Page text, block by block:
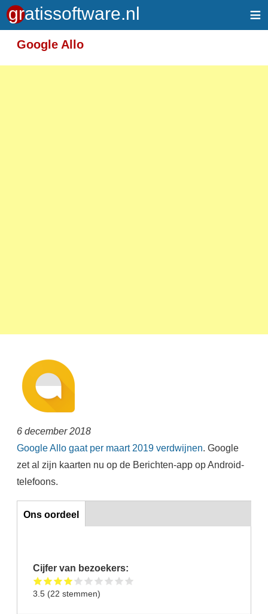
≡
Google Allo
6 december 2018
Google Allo gaat per maart 2019 verdwijnen. Google
zet al zijn kaarten nu op de Berichten-app op Android-
telefoons.
Ons oordeel
Ons oordeel
Cijfer van bezoekers:
3.5 (22 stemmen)